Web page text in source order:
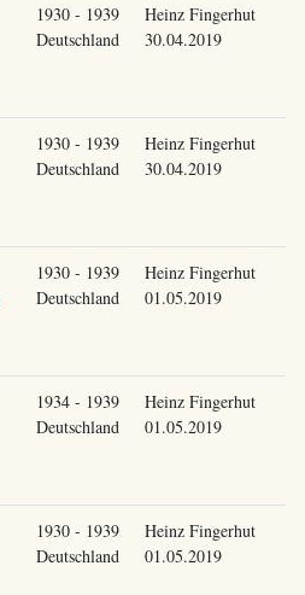
1930 - 1939
Deutschland
Heinz Fingerhut
30.04.2019
1930 - 1939
Deutschland
Heinz Fingerhut
30.04.2019
1930 - 1939
Deutschland
Heinz Fingerhut
01.05.2019
1934 - 1939
Deutschland
Heinz Fingerhut
01.05.2019
1930 - 1939
Deutschland
Heinz Fingerhut
01.05.2019